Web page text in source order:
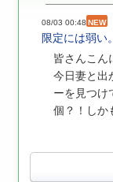
08/03 00:48 NEW
限定には弱い
皆さんこん
今日妻と出
ーを見つけ
個？！しか